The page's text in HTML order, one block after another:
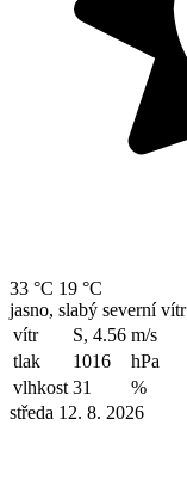
33 °C 19 °C
jasno, slabý severní vítr
vítr
S, 4.56 m/s
tlak
1016
hPa
vlhkost 31
%
středa 12. 8. 2026